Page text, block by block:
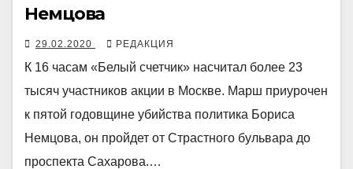
Немцова
29.02.2020 РЕДАКЦИЯ
К 16 часам «Белый счетчик» насчитал более 23
тысяч участников акции в Москве. Марш приурочен
к пятой годовщине убийства политика Бориса
Немцова, он пройдет от Страстного бульвара до
проспекта Сахарова.…